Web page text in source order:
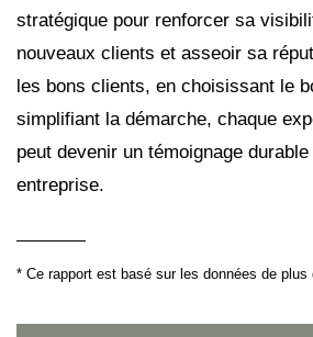
stratégique pour renforcer sa
nouveaux clients et asseoir sa
les bons clients, en choisissant le
simplifiant la démarche, chaque
peut devenir un témoignage
entreprise.
* Ce rapport est basé sur les données de plus